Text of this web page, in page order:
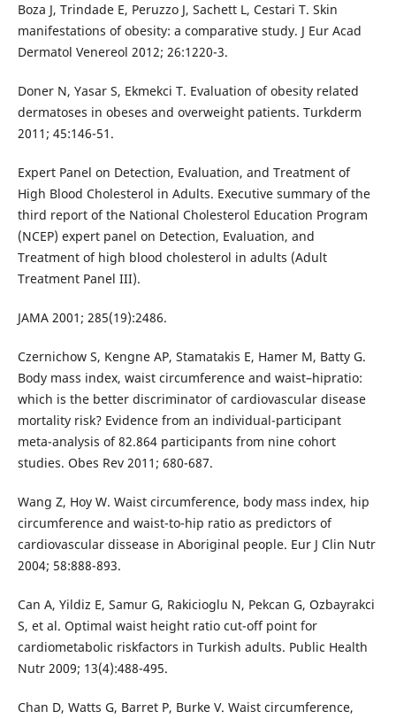
Boza J, Trindade E, Peruzzo J, Sachett L, Cestari T. Skin
manifestations of obesity: a comparative study. J Eur Acad
Dermatol Venereol 2012; 26:1220-3.
Doner N, Yasar S, Ekmekci T. Evaluation of obesity related
dermatoses in obeses and overweight patients. Turkderm
2011; 45:146-51.
Expert Panel on Detection, Evaluation, and Treatment of
High Blood Cholesterol in Adults. Executive summary of the
third report of the National Cholesterol Education Program
(NCEP) expert panel on Detection, Evaluation, and
Treatment of high blood cholesterol in adults (Adult
Treatment Panel III).
JAMA 2001; 285(19):2486.
Czernichow S, Kengne AP, Stamatakis E, Hamer M, Batty G.
Body mass index, waist circumference and waist–hipratio:
which is the better discriminator of cardiovascular disease
mortality risk? Evidence from an individual-participant
meta-analysis of 82.864 participants from nine cohort
studies. Obes Rev 2011; 680-687.
Wang Z, Hoy W. Waist circumference, body mass index, hip
circumference and waist-to-hip ratio as predictors of
cardiovascular dissease in Aboriginal people. Eur J Clin Nutr
2004; 58:888-893.
Can A, Yildiz E, Samur G, Rakicioglu N, Pekcan G, Ozbayrakci
S, et al. Optimal waist height ratio cut-off point for
cardiometabolic riskfactors in Turkish adults. Public Health
Nutr 2009; 13(4):488-495.
Chan D, Watts G, Barret P, Burke V. Waist circumference,